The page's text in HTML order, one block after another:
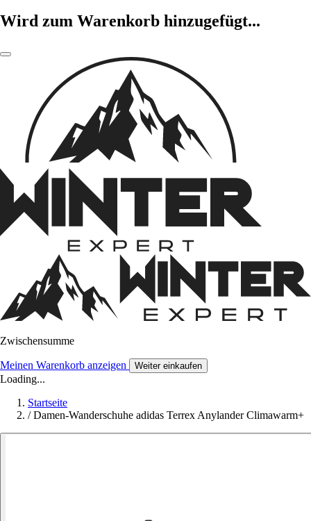
Wird zum Warenkorb hinzugefügt...
Zwischensumme
Meinen Warenkorb anzeigen Weiter einkaufen
Loading...
Startseite
/ Damen-Wanderschuhe adidas Terrex Anylander Climawarm+